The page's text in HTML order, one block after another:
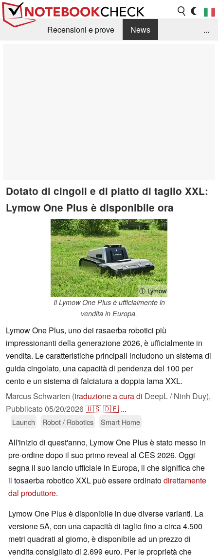
Recensioni e prove
News
...
Dotato di cingoli e di piatto di taglio XXL:
Lymow One Plus è disponibile ora
ⓘ Lymow
Il Lymow One Plus è ufficialmente in
vendita in Europa.
Lymow One Plus, uno dei rasaerba robotici più
impressionanti della generazione 2026, è ufficialmente in
vendita. Le caratteristiche principali includono un sistema di
guida cingolato, una capacità di pendenza del 100 per
cento e un sistema di falciatura a doppia lama XXL.
Marcus Schwarten (traduzione a cura di DeepL / Ninh Duy),
Pubblicato 05/20/2026🇺🇸🇩🇪 ...
Launch Robot / Robotics Smart Home
All'inizio di quest'anno, Lymow One Plus è stato messo in
pre-ordine dopo il suo primo reveal al CES 2026. Oggi
segna il suo lancio ufficiale in Europa, il che significa che
il tosaerba robotico XXL può essere ordinatodirettamente
dal produttore.
Lymow One Plus è disponibile in due diverse varianti. La
versione 5A, con una capacità di taglio fino a circa 4.500
metri quadrati al giorno, è disponibile ad un prezzo di
vendita consigliato di 2.699 euro. Per le proprietà che